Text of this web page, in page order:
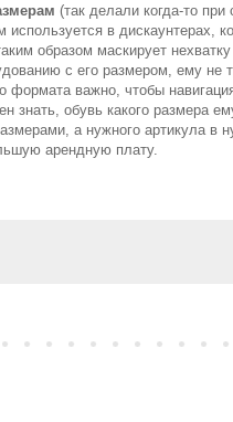
(так делали когда-то при
в дискаунтерах,
образом маскирует
с его размером, ему не
формата важно, чтобы
знать, обувь какого размера
а нужного артикула в
арендную плату.